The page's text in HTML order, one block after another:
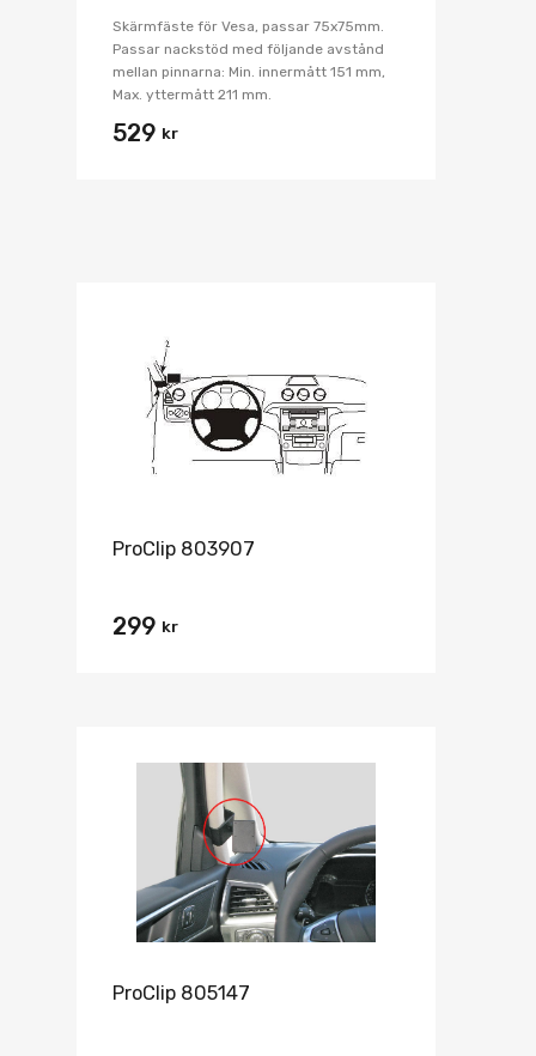
Skärmfäste för Vesa, passar 75x75mm.
Passar nackstöd med följande avstånd
mellan pinnarna: Min. innermått 151 mm,
Max. yttermått 211 mm.
529 kr
ProClip 803907
299 kr
ProClip 805147